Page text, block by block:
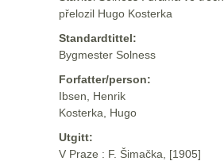
přelozil Hugo Kosterka
Standardtittel:
Bygmester Solness
Forfatter/person:
Ibsen, Henrik
Kosterka, Hugo
Utgitt:
V Praze : F. Šimačka, [1905]